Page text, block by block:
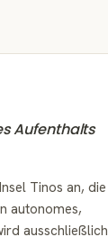
Aufenthalts
Tinos an, die
autonomes,
ausschließlich